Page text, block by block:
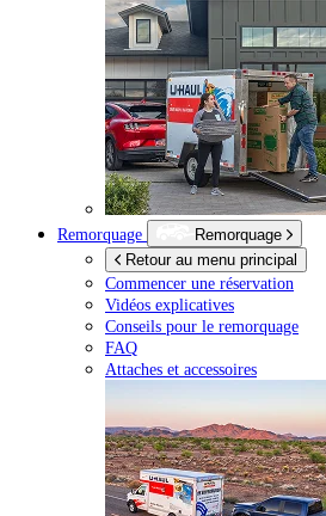
Remorquage
Remorquage
Retour au menu principal
Commencer une réservation
Vidéos explicatives
Conseils pour le remorquage
FAQ
Attaches et accessoires